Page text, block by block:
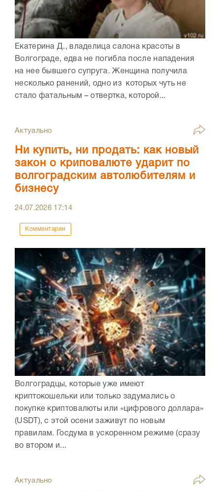
Екатерина Д., владелица салона красоты в
Волгограде, едва не погибла после нападения
на нее бывшего супруга. Женщина получила
несколько ранений, одно из которых чуть не
стало фатальным – отвертка, которой...
Актуально
Ни купить, ни продать: как новый
закон о криповалюте ударит по
волгоградским автолюбителям и
бизнесу
24.07.2026 17:14
Комментарии
Волгоградцы, которые уже имеют
криптокошельки или только задумались о
покупке криптовалюты или «цифрового доллара»
(USDT), с этой осени заживут по новым
правилам. Госдума в ускоренном режиме (сразу
во втором и...
Актуально